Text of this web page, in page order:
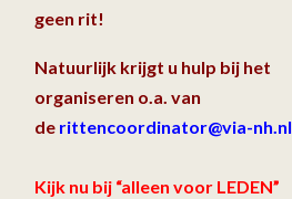
geen rit!
Natuurlijk krijgt u hulp bij het
organiseren o.a. van
de rittencoordinator@via-nh.nl
Kijk nu bij “alleen voor LEDEN”